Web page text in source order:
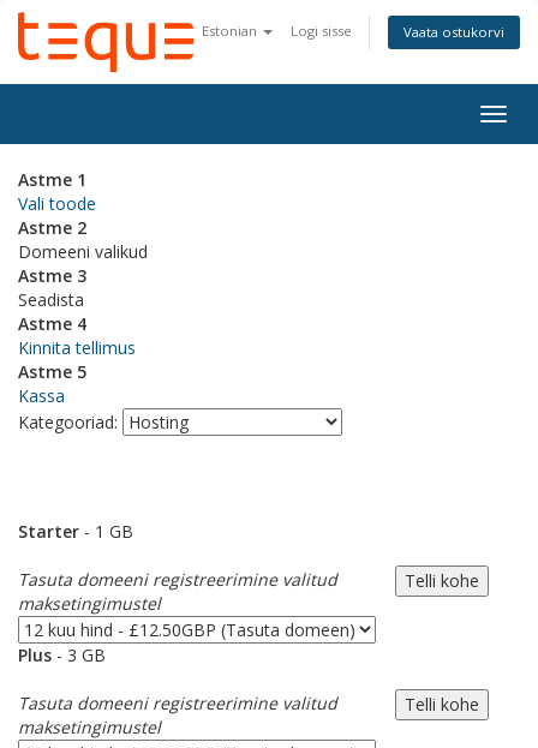
Estonian Logi sisse Vaata ostukorvi
Astme 1
Vali toode
Astme 2
Domeeni valikud
Astme 3
Seadista
Astme 4
Kinnita tellimus
Astme 5
Kassa
Kategooriad:
Starter - 1 GB
Tasuta domeeni registreerimine valitud
maksetingimustel
Plus - 3 GB
Tasuta domeeni registreerimine valitud
maksetingimustel